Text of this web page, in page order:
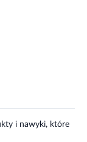
i nawyki, które